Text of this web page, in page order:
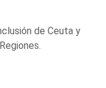
de Ceuta y